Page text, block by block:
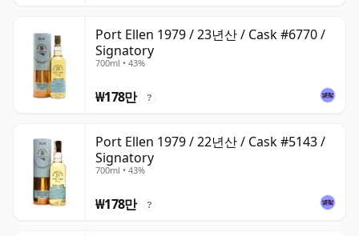
Port Ellen 1979 / 23년산 / Cask #6770 /
Signatory
700ml • 43%
₩178만 ?
Port Ellen 1979 / 22년산 / Cask #5143 /
Signatory
700ml • 43%
₩178만 ?